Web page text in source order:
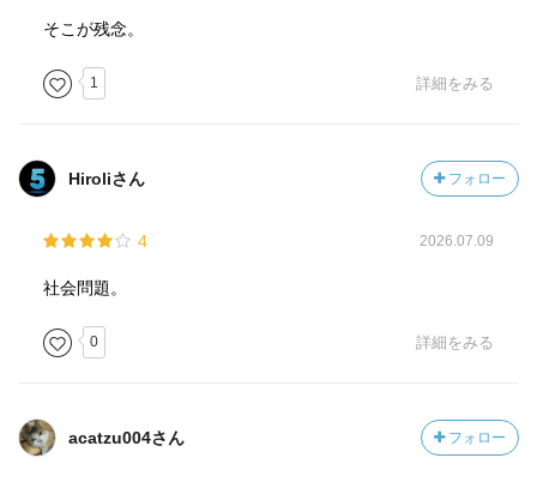
そこが残念。
1 詳細をみる
Hiroliさん フォロー
4 2026.07.09
社会問題。
0 詳細をみる
acatzu004さん フォロー